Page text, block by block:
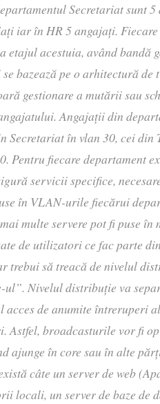
Secretariat sunt
iar în HR 5 angajaţi.
etajul acestuia, având bandă
bazează pe o arhitectură
gestionare a mutării sau
Angajaţii din
Secretariat în vlan 30, cei din
Pentru fiecare departament
servicii specifice,
în VLAN-urile fiecărui
multe servere pot fi puse
de utilizatori ce fac parte
trebui să treacă de nivelul
ul”. Nivelul distribuţie va
acces de anumite întreruperi
Astfel, broadcasturile vor fi
ajunge în core sau în alte
câte un server de web
locali, un server de baze de